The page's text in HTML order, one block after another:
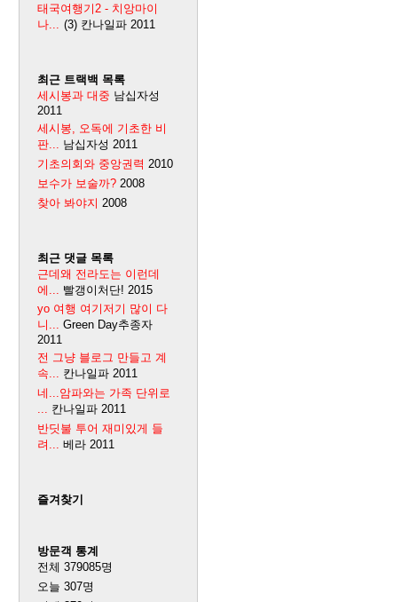
태국여행기2 - 치앙마이
나... (3) 칸나일파 2011
최근 트랙백 목록
세시봉과 대중 남십자성
2011
세시봉, 오독에 기초한 비
판...
남십자성 2011
기초의회와 중앙권력 2010
보수가 보술까? 2008
찾아 봐야지 2008
최근 댓글 목록
근데왜 전라도는 이런데
에...
빨갱이처단! 2015
yo 여행 여기저기 많이 다
니... Green Day추종자
2011
전 그냥 블로그 만들고 계
속... 칸나일파 2011
네...암파와는 가족 단위로
... 칸나일파 2011
반딧불 투어 재미있게 들
려... 베라 2011
즐겨찾기
방문객 통계
전체 379085명
오늘 307명